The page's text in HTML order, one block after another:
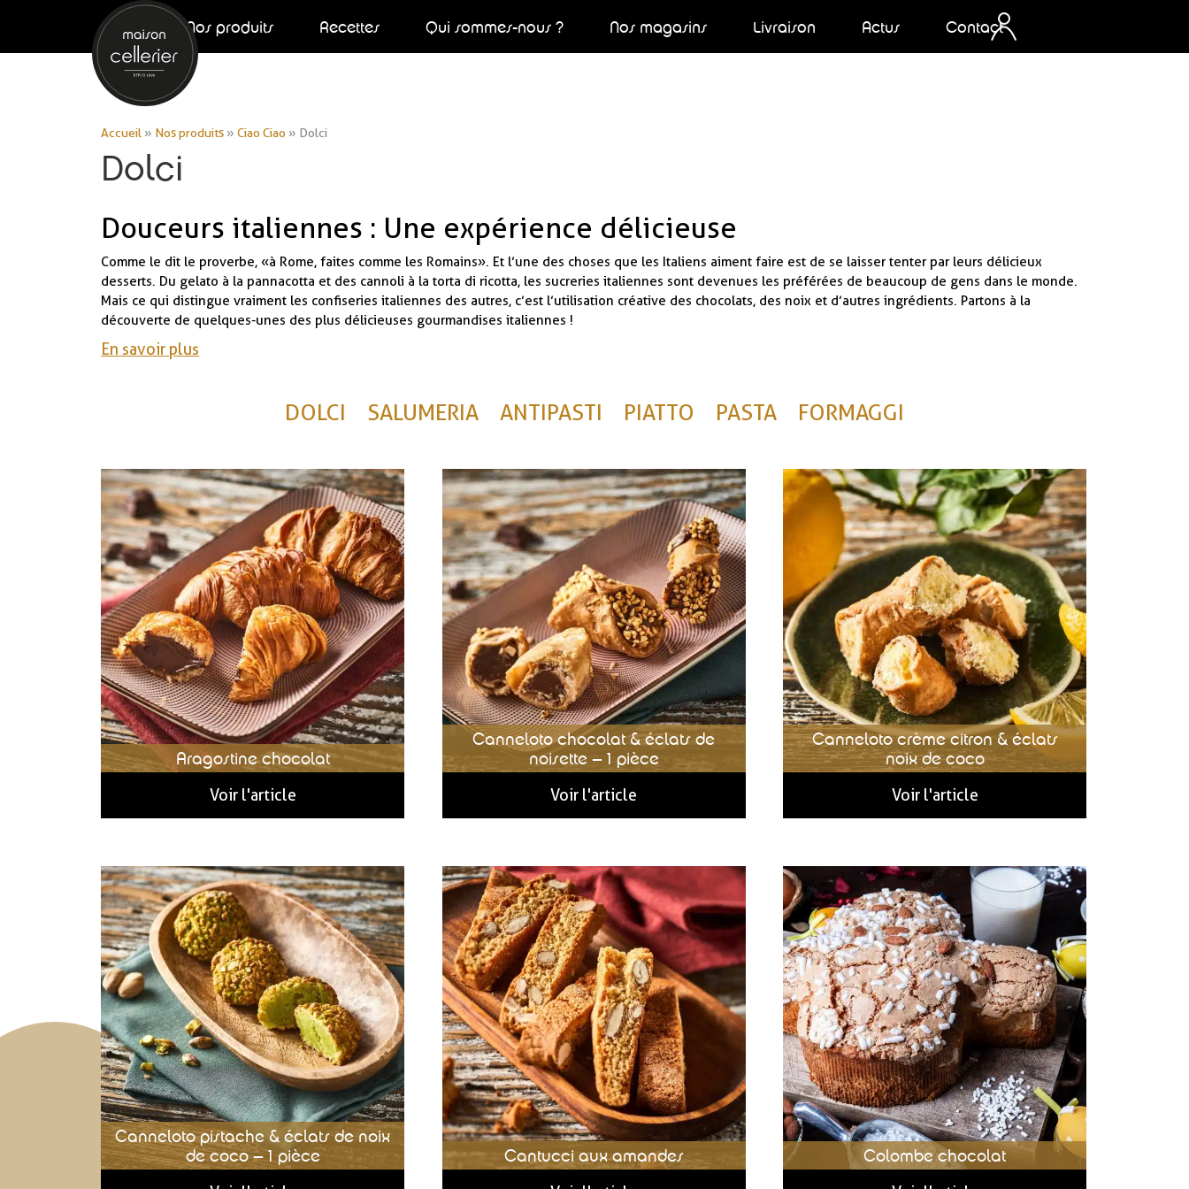
Nos produits Recettes Qui sommes-nous ? Nos magasins Livraison Actus Contact
Accueil » Nos produits » Ciao Ciao » Dolci
Dolci
Douceurs italiennes : Une expérience délicieuse
Comme le dit le proverbe, « à Rome, faites comme les Romains ». Et l’une des choses que les Italiens aiment faire est de se laisser tenter par leurs délicieux
desserts. Du gelato à la pannacotta et des cannoli à la torta di ricotta, les sucreries italiennes sont devenues les préférées de beaucoup de gens dans le monde.
Mais ce qui distingue vraiment les confiseries italiennes des autres, c’est l’utilisation créative des chocolats, des noix et d’autres ingrédients. Partons à la
découverte de quelques-unes des plus délicieuses gourmandises italiennes !
En savoir plus
DOLCI SALUMERIA ANTIPASTI PIATTO PASTA FORMAGGI
Aragostine chocolat
Voir l'article
Canneloto chocolat & éclats de
noisette – 1 pièce
Voir l'article
Canneloto crème citron & éclats
noix de coco
Voir l'article
Canneloto pistache & éclats de noix
de coco – 1 pièce
Cantucci aux amandes Colombe chocolat